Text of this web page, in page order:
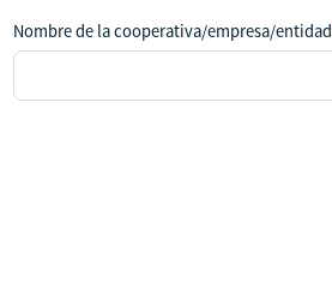
Nombre de la cooperativa/empresa/entidad